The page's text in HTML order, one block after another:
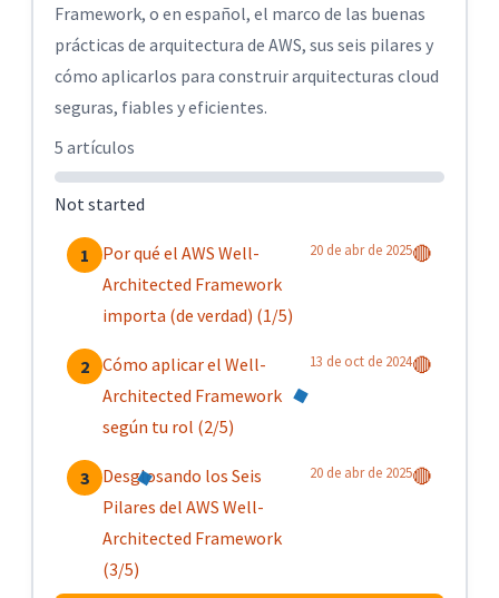
Framework, o en español, el marco de las buenas
prácticas de arquitectura de AWS, sus seis pilares y
cómo aplicarlos para construir arquitecturas cloud
seguras, fiables y eficientes.
5 artículos
Not started
1
Por qué el AWS Well-
Architected Framework
importa (de verdad) (1/5)
20 de abr de 2025🔴
2 Cómo aplicar el Well-
Architected Framework
según tu rol (2/5)
13 de oct de 2024🔴
3 Desglosando los Seis
Pilares del AWS Well-
Architected Framework
(3/5)
20 de abr de 2025🔴